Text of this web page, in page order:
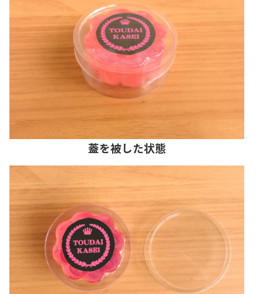
蓋を被した状態